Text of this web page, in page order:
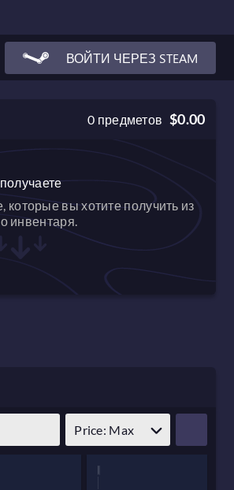
ВОЙТИ ЧЕРЕЗ STEAM
0 предметов $0.00
вы хотите получить из
инвентаря.
Price: Max